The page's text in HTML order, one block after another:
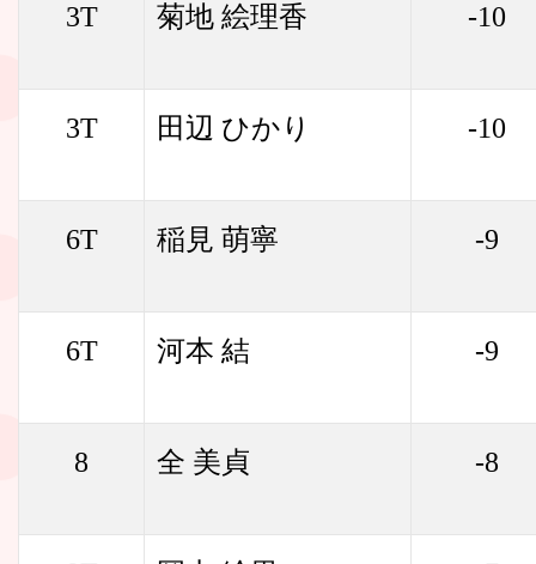
3T 菊地 絵理香 -10
3T 田辺 ひかり -10
6T 稲見 萌寧 -9
6T 河本 結 -9
8 全 美貞 -8